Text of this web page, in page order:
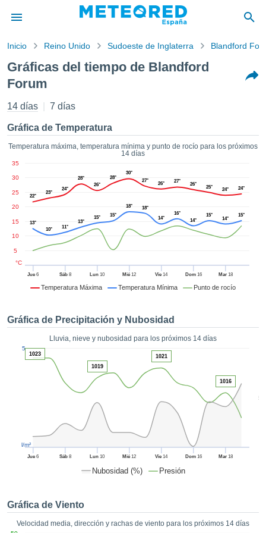
de
para
que se
a este
las
y
forma
digital
basada
seguir
contenido
sin coste.
nuestros
nos
un perfil
para
y
Inicio Reino Unido Sudoeste de Inglaterra Blandford
Gráficas del tiempo de Blandford
Forum
14 días 7 días
Gráfica de Temperatura
Temperatura máxima, temperatura mínima y punto de rocío para los próximos
14 días
Temperatura Máxima Temperatura Mínima Punto de rocío
Jue 6 Sáb8 Lun 10 Mié 12 Vie 14 Dom16 Mar18
5
10
15
20
25
30
35
°C
22°
23°
24°
28°
26°
28°
30°
27°
26° 27°
26°
25° 24° 24°
13°
10°
11°
13°
15° 15°
18°
18°
14°
16°
14°
15°
14°
15°
Gráfica de Precipitación y Nubosidad
Lluvia, nieve y nubosidad para los próximos 14 días
Nubosidad (%) Presión
50
Jue 6 Sáb8 Lun 10 Mié 12 Vie 14 Dom16 Mar18
5
l/m²
1023
1019
1021
1016
Gráfica de Viento
Velocidad media, dirección y rachas de viento para los próximos 14 días